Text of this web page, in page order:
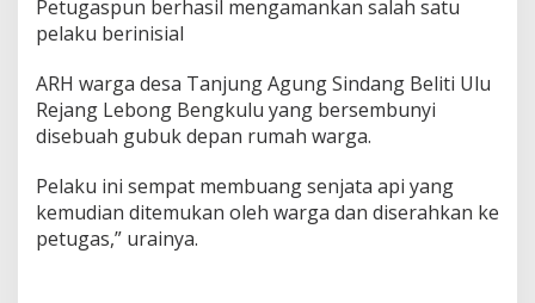
Petugaspun berhasil mengamankan salah satu
pelaku berinisial
ARH warga desa Tanjung Agung Sindang Beliti Ulu
Rejang Lebong Bengkulu yang bersembunyi
disebuah gubuk depan rumah warga.
Pelaku ini sempat membuang senjata api yang
kemudian ditemukan oleh warga dan diserahkan ke
petugas,” urainya.